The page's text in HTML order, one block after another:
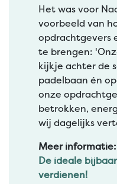
Het was voor
voorbeeld van
opdrachtgevers
te brengen:
kijkje achter de
padelbaan én
onze
betrokken,
wij dagelijks
Meer informatie:
De ideale
verdienen!